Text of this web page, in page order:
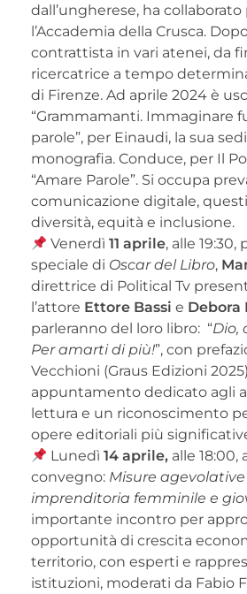
dall’ungherese, ha
l’Accademia della Crusca.
contrattista in vari atenei, da
ricercatrice a tempo
di Firenze. Ad aprile 2024 è
“Grammamanti. Immaginare
parole”, per Einaudi, la sua
monografia. Conduce, per Il
“Amare Parole”. Si occupa
comunicazione digitale,
diversità, equità e inclusione.
Venerdì11 aprile, alle 19:30,
speciale di Oscar del Libro,
direttrice di Political Tv
l’attore Ettore Bassi e Debora
parleranno del loro libro: “Dio,
Per amarti di più!”, con
Vecchioni (Graus Edizioni
appuntamento dedicato agli
lettura e un riconoscimento
opere editoriali più
Lunedì14 aprile, alle 18:00,
convegno: Misure agevolative
imprenditoria femminile e
importante incontro per
opportunità di crescita
territorio, con esperti e
istituzioni, moderati da Fabio